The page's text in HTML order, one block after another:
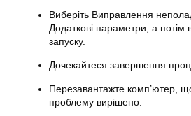
Виберіть Виправлення
Додаткові параметри , а потім
запуску.
Дочекайтеся завершення
Перезавантажте комп’ютер,
проблему вирішено.